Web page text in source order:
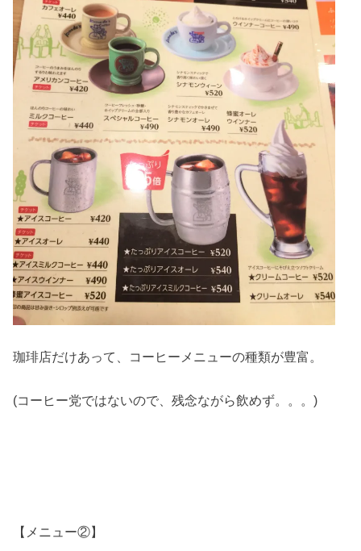
珈琲店だけあって、コーヒーメニューの種類が豊富。
(コーヒー党ではないので、残念ながら飲めず。。。)
【メニュー②】